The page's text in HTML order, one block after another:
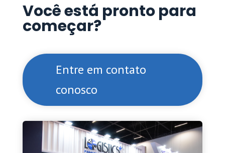
Você está pronto para
começar?
Entre em contato
conosco